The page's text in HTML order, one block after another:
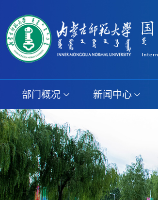
部门概况 新闻中心